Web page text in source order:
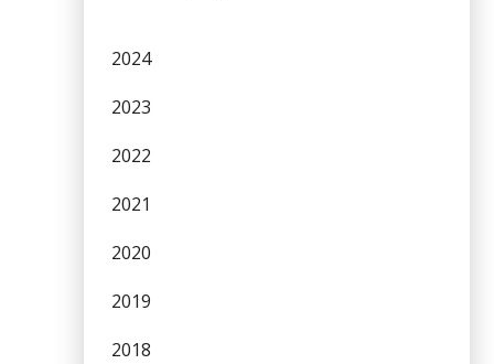
2024
2023
2022
2021
2020
2019
2018